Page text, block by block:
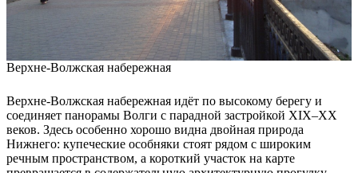
Верхне-Волжская набережная
Верхне-Волжская набережная идёт по высокому берегу и
соединяет панорамы Волги с парадной застройкой XIX–XX
веков. Здесь особенно хорошо видна двойная природа
Нижнего: купеческие особняки стоят рядом с широким
речным пространством, а короткий участок на карте